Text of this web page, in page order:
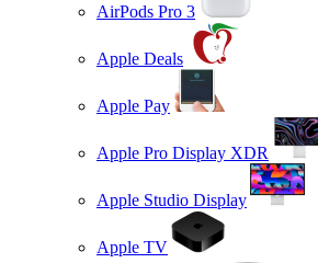
AirPods Pro 3
Apple Deals
Apple Pay
Apple Pro Display XDR
Apple Studio Display
Apple TV